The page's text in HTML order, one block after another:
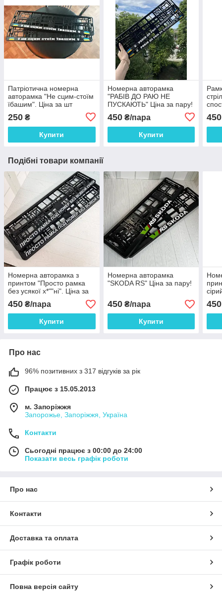
Патріотична номерна
авторамка "Не сцим-стоїм
їбашим". Ціна за шт
250 ₴
Купити
Номерна авторамка
"РАБІВ ДО РАЮ НЕ
ПУСКАЮТЬ" Ціна за пару!
450₴/пара
Купити
450
Подібні товари компанії
Номерна авторамка з
принтом "Просто рамка
без усякої х*""ні". Ціна за
пару!
450 ₴/пара
Купити
Номерна авторамка
"SKODA RS" Ціна за пару!
450₴/пара
Купити
450
Про нас
96% позитивних з 317 відгуків за рік
Працює з 15.05.2013
м. Запоріжжя
Запорожье, Запоріжжя, Україна
Контакти
Сьогодні працює з 00:00 до 24:00
Показати весь графік роботи
Про нас
Контакти
Доставка та оплата
Графік роботи
Повна версія сайту